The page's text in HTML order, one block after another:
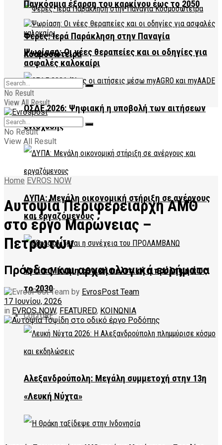
Φέρες: Ιερά Παράκληση στην Παναγία
Κοσμοσώτειρα
ΟΣΔΕ 2026: Ψηφιακή η υποβολή των αιτήσεων
ενίσχυσης
ΔΥΠΑ: Μεγάλη οικονομική στήριξη σε ανέργους
και εργαζόμενους
Υγεία: Μόνιμη εθνική πολιτική η πρόληψη έως
το 2030
CULTURE
Αλεξανδρούπολη: Μεγάλη συμμετοχή στην 13η
«Λευκή Νύχτα»
Παγκόσμια έξαρση του καρκίνου έως το 2050
Ψωρίαση: Οι νέες θεραπείες και οι οδηγίες για
ασφαλές καλοκαίρι
No Result
View All Result
No Result
View All Result
Home EVROS NOW
Αυτοψία Περιφερειάρχη ΑΜΘ
στο έργο Μαρώνειας –
Πετρωτών
Πρόοδος και αρχαιολογικά ευρήματα
by EvrosPost Team
17 Ιουνίου, 2026
in EVROS NOW, FEATURED, ΚΟΙΝΩΝΙΑ